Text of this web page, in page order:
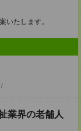
いたします。
業界の老舗人